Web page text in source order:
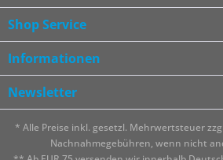
Shop Service
Informationen
Newsletter
* Alle Preise inkl. gesetzl. Mehrwertsteuer
Nachnahmegebühren, wenn nicht